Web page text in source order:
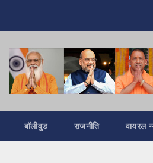
बॉलीवुड राजनीति वायरल